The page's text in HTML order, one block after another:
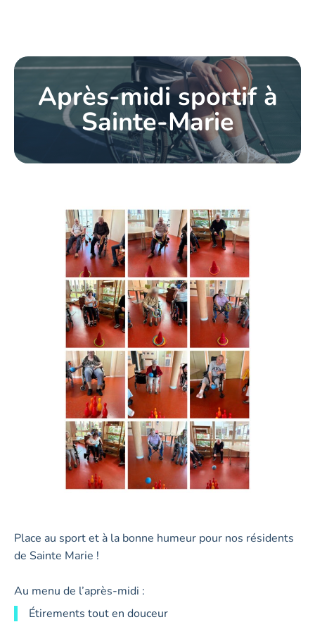
Après-midi sportif à
Sainte-Marie
Place au sport et à la bonne humeur pour nos résidents
de Sainte Marie !
Au menu de l’après-midi :
Étirements tout en douceur